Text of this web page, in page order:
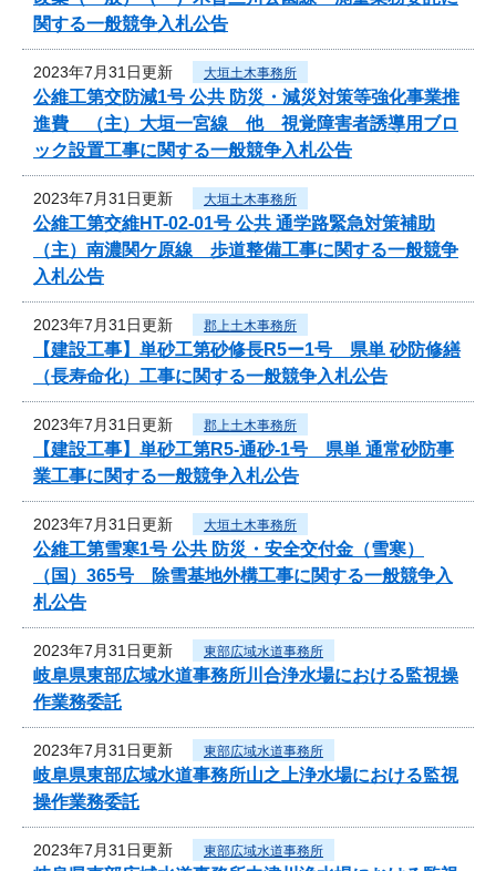
関する一般競争入札公告
2023年7月31日更新 大垣土木事務所
公維工第交防減1号 公共 防災・減災対策等強化事業推
進費 （主）大垣一宮線 他 視覚障害者誘導用ブロ
ック設置工事に関する一般競争入札公告
2023年7月31日更新 大垣土木事務所
公維工第交維HT-02-01号 公共 通学路緊急対策補助
（主）南濃関ケ原線 歩道整備工事に関する一般競争
入札公告
2023年7月31日更新 郡上土木事務所
【建設工事】単砂工第砂修長R5ー1号 県単 砂防修繕
（長寿命化）工事に関する一般競争入札公告
2023年7月31日更新 郡上土木事務所
【建設工事】単砂工第R5-通砂-1号 県単 通常砂防事
業工事に関する一般競争入札公告
2023年7月31日更新 大垣土木事務所
公維工第雪寒1号 公共 防災・安全交付金（雪寒）
（国）365号 除雪基地外構工事に関する一般競争入
札公告
2023年7月31日更新 東部広域水道事務所
岐阜県東部広域水道事務所川合浄水場における監視操
作業務委託
2023年7月31日更新 東部広域水道事務所
岐阜県東部広域水道事務所山之上浄水場における監視
操作業務委託
2023年7月31日更新 東部広域水道事務所